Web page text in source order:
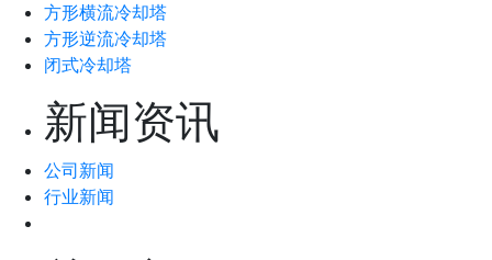
方形横流冷却塔
方形逆流冷却塔
闭式冷却塔
新闻资讯
公司新闻
行业新闻